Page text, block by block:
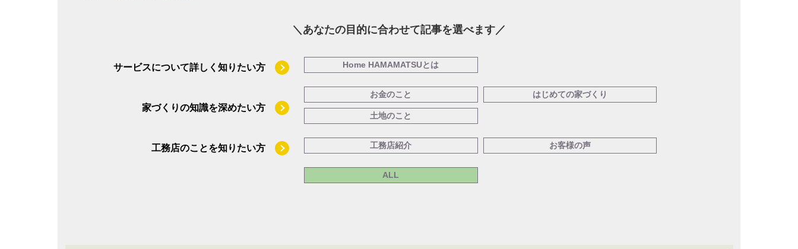
＼あなたの目的に合わせて記事を選べます／
サービスについて詳しく知りたい方 Home HAMAMATSUとは
家づくりの知識を深めたい方
お金のこと はじめての家づくり
土地のこと
工務店のことを知りたい方 工務店紹介 お客様の声
ALL